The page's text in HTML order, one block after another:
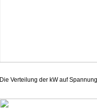
Die Verteilung der kW auf